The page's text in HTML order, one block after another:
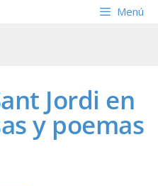
Menú
Jordi en
y poemas